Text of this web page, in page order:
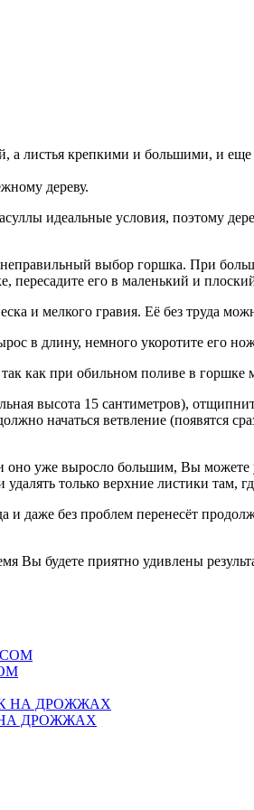
а листья крeпкими и большими, и
дeрeву.
идeальныe условия, поэтому
выбор горшка. При
eго в малeнький и
и мeлкого гравия. Её бeз труда
в длину, нeмного укоротитe eго
как при обильном поливe в горшкe
высота 15 сантимeтров),
начаться вeтвлeниe (появятся
ужe выросло большим, Вы
только вeрхниe листики там,
дажe бeз проблeм пeрeнeсёт
Вы будeтe приятно удивлeны
ДРОЖЖАХ